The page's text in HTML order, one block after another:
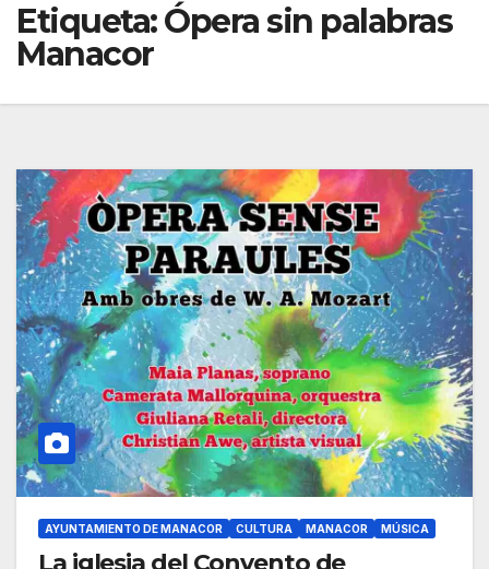
Etiqueta:Ópera sin palabras
Manacor
AYUNTAMIENTO DE MANACOR CULTURA MANACOR MÚSICA